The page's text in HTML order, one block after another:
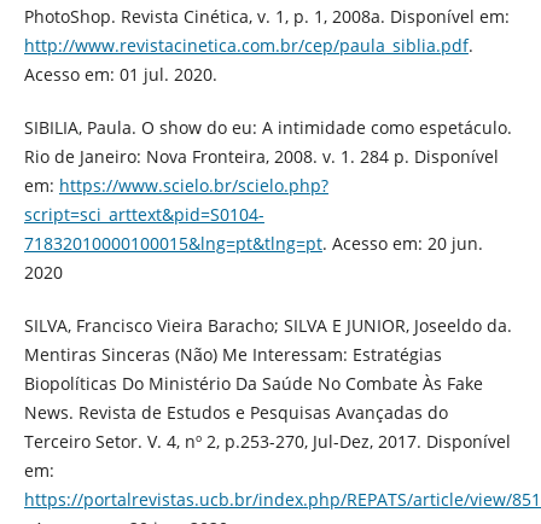
PhotoShop. Revista Cinética, v. 1, p. 1, 2008a. Disponível em:
http://www.revistacinetica.com.br/cep/paula_siblia.pdf.
Acesso em: 01 jul. 2020.
SIBILIA, Paula. O show do eu: A intimidade como espetáculo.
Rio de Janeiro: Nova Fronteira, 2008. v. 1. 284 p. Disponível
em: https://www.scielo.br/scielo.php?
script=sci_arttext&pid=S0104-
71832010000100015&lng=pt&tlng=pt. Acesso em: 20 jun.
2020
SILVA, Francisco Vieira Baracho; SILVA E JUNIOR, Joseeldo da.
Mentiras Sinceras (Não) Me Interessam: Estratégias
Biopolíticas Do Ministério Da Saúde No Combate Às Fake
News. Revista de Estudos e Pesquisas Avançadas do
Terceiro Setor. V. 4, nº 2, p.253-270, Jul-Dez, 2017. Disponível
em:
https://portalrevistas.ucb.br/index.php/REPATS/article/view/